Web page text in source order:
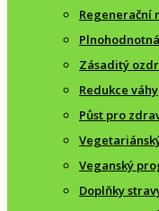
Regenerační
Zásaditý
Redukce váhy
Půst pro
Veganský
Doplňky